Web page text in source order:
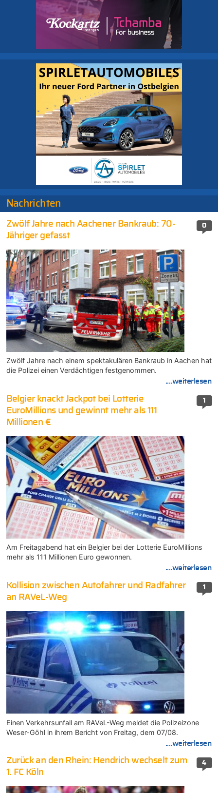
Nachrichten
0
Zwölf Jahre nach Aachener Bankraub: 70-
Jähriger gefasst
Zwölf Jahre nach einem spektakulären Bankraub in Aachen hat
die Polizei einen Verdächtigen festgenommen.
....weiterlesen
1
Belgier knackt Jackpot bei Lotterie
EuroMillions und gewinnt mehr als 111
Millionen €
Am Freitagabend hat ein Belgier bei der Lotterie EuroMillions
mehr als 111 Millionen Euro gewonnen.
....weiterlesen
1
Kollision zwischen Autofahrer und Radfahrer
an RAVeL-Weg
Einen Verkehrsunfall am RAVeL-Weg meldet die Polizeizone
Weser-Göhl in ihrem Bericht von Freitag, dem 07/08.
....weiterlesen
4
Zurück an den Rhein: Hendrich wechselt zum
1. FC Köln